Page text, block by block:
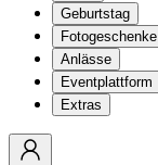
Geburtstag
Fotogeschenke
Anlässe
Eventplattform
Extras